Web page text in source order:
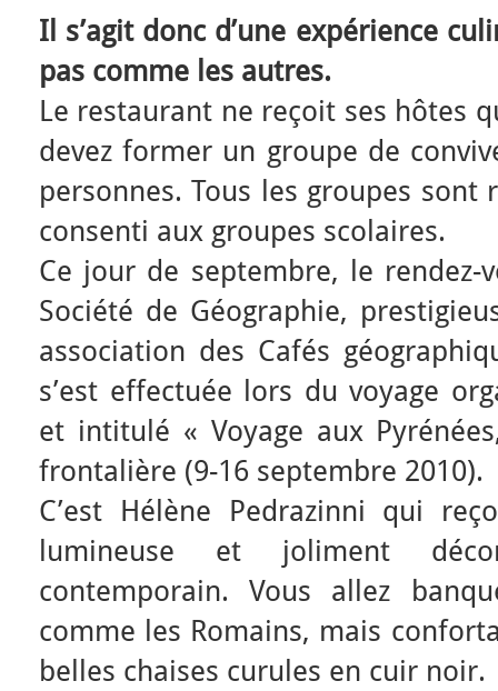
Il s’agit donc d’une expérience
pas comme les autres.
Le restaurant ne reçoit ses hôtes
devez former un groupe de
personnes. Tous les groupes
consenti aux groupes scolaires.
Ce jour de septembre, le
Société de Géographie,
association des Cafés
s’est effectuée lors du voyage
et intitulé « Voyage aux
frontalière (9-16 septembre 2010).
C’est Hélène Pedrazinni qui
lumineuse et joliment
contemporain. Vous allez
comme les Romains, mais
belles chaises curules en cuir noir.